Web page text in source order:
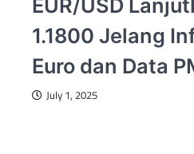
EUR/USD
1.1800 Jelang
Euro dan Data
July 1, 2025